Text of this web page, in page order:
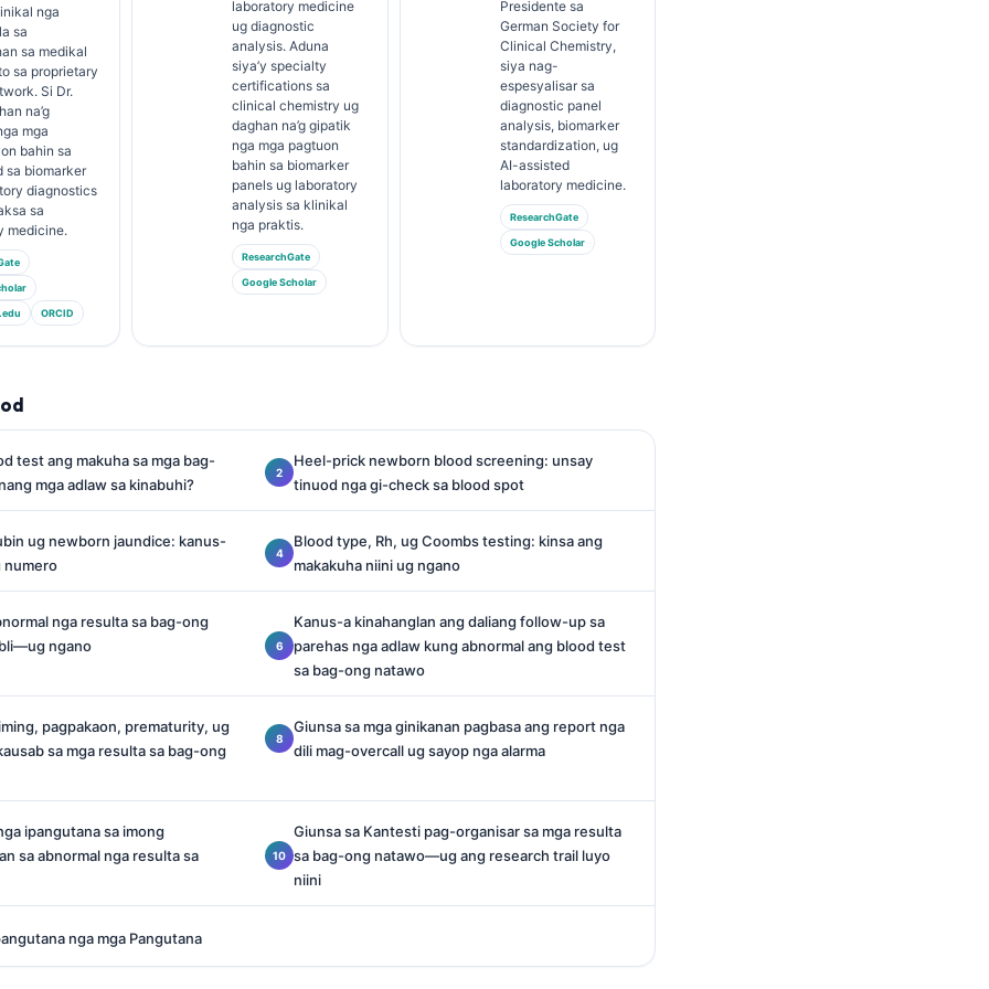
nga
sa
sa medikal
sa proprietary
Si Dr.
na’g
mga
bahin sa
sa biomarker
diagnostics
sa
medicine.
ORCID
laboratory medicine
ug diagnostic
analysis. Aduna
siya’y specialty
certifications sa
clinical chemistry ug
daghan na’g gipatik
nga mga pagtuon
bahin sa biomarker
panels ug laboratory
analysis sa klinikal
nga praktis.
ResearchGate
Google Scholar
Presidente sa
German Society for
Clinical Chemistry,
siya nag-
espesyalisar sa
diagnostic panel
analysis, biomarker
standardization, ug
AI-assisted
laboratory medicine.
ResearchGate
Google Scholar
test ang makuha sa mga bag-
mga adlaw sa kinabuhi?
Heel-prick newborn blood screening: unsay
tinuod nga gi-check sa blood spot
ug newborn jaundice: kanus-
numero
Blood type, Rh, ug Coombs testing: kinsa ang
makakuha niini ug ngano
nga resulta sa bag-ong
ngano
Kanus-a kinahanglan ang daliang follow-up sa
parehas nga adlaw kung abnormal ang blood test
sa bag-ong natawo
pagpakaon, prematurity, ug
sa mga resulta sa bag-ong
Giunsa sa mga ginikanan pagbasa ang report nga
dili mag-overcall ug sayop nga alarma
ipangutana sa imong
sa abnormal nga resulta sa
Giunsa sa Kantesti pag-organisar sa mga resulta
sa bag-ong natawo—ug ang research trail luyo
niini
nga mga Pangutana